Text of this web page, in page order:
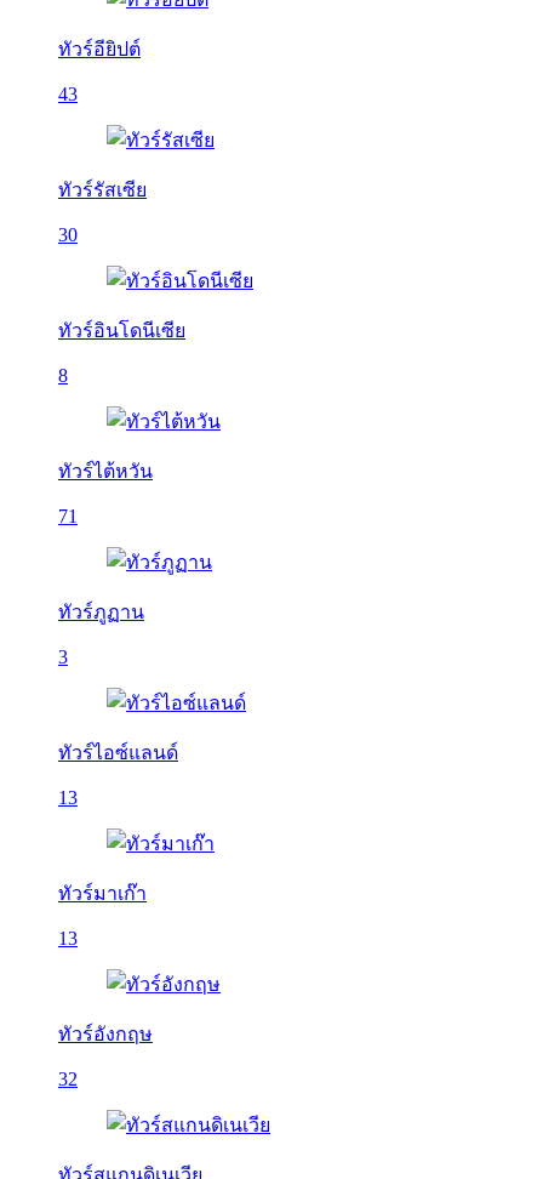
ทัวร์อียิปต์
43
ทัวร์รัสเซีย
30
ทัวร์อินโดนีเซีย
8
ทัวร์ไต้หวัน
71
ทัวร์ภูฏาน
3
ทัวร์ไอซ์แลนด์
13
ทัวร์มาเก๊า
13
ทัวร์อังกฤษ
32
ทัวร์สแกนดิเนเวีย